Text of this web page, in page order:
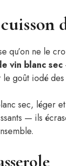
qu’on ne le
vin blanc sec
goût iodé
sec, léger et
— ils